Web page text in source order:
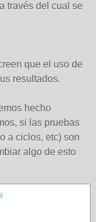
través del cual se
que el uso de
resultados.
hecho
si las pruebas
a ciclos, etc) son
algo de esto